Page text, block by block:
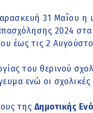
31 Μαΐου
2024
έως τις 2
του θερινού
ενώ οι σχολικές
της Δημοτικής